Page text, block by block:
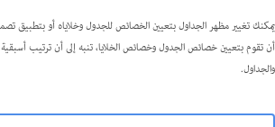
يمكنك تغيير مظهر الجداول بتعيين الخصائص للجدول وخلاياه أو بتطبيق
أن تقوم بتعيين خصائص الجدول وخصائص الخلايا، تنبه إلى أن ترتيب
والجداول.